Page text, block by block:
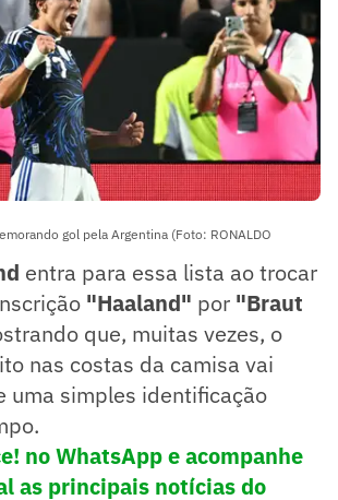
gol pela Argentina (Foto: RONALDO
entra para essa lista ao trocar
"Haaland" por "Braut
que, muitas vezes, o
nas costas da camisa vai
uma simples identificação
no WhatsApp e acompanhe
as principais notícias do